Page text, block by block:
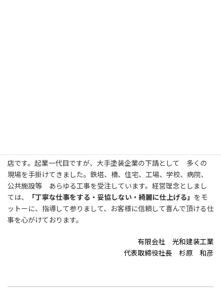
店です。起業一代目ですが、大手塗装企業の下請として 多くの
現場を手掛けてきました。 鉄塔、橋、住宅、工場、学校、病院、
公共施設等 あらゆる工事を受注しています。 経営理念としまし
ては、
「丁寧な仕事をする・妥協しない・綺麗に仕上げる」 をモ
ットーに、指導して参りまして、お客様に信頼して喜んで頂ける仕
事を心がけております。
有限会社 光和建装工業
代表取締役社長 杉原 和彦